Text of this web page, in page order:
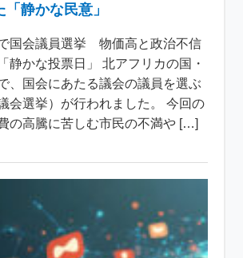
静かな民意」
国会議員選挙 物価高と政治不信
静かな投票日」 北アフリカの国・
、国会にあたる議会の議員を選ぶ
会選挙）が行われました。 今回の
の高騰に苦しむ市民の不満や […]